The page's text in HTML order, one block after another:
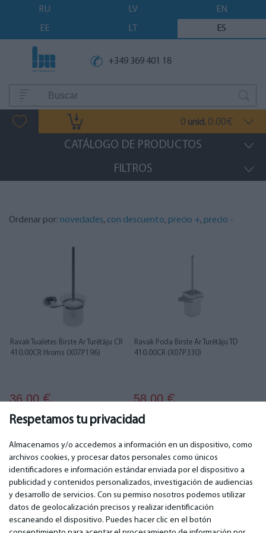
Respetamos tu privacidad
Almacenamos y/o accedemos a información en un dispositivo, como
archivos cookies, y procesar datos personales como únicos
identificadores e información estándar enviada por el dispositivo a
publicidad y contenidos personalizados, investigación de audiencias
y desarrollo de servicios. Con su permiso nosotros podemos utilizar
datos de geolocalización precisos y realizar identificación
escaneando el dispositivo. Puedes hacer clic en el botón
RU LV
EN
EE
LT ES
+349 369 401 18
0 unid. 0.00€
CATÁLOGO DE PRODUCTOS
FILTROS
Ordenar por: novedades, con descuento, precio +, precio -
Ravak Tualetes Birste Ar Turētāju CR
410.00CR Hroms (X07P196)
36.00€
Ravak Poda Birste Ar Turētāju TD
410.00CR (X07P330)
58.00€
IMPORTANTE
Servicios de garantía
CONTACTOS
Teléfono. +349 36940118
email: info@bm.lv
WhatsApp +371 27725222